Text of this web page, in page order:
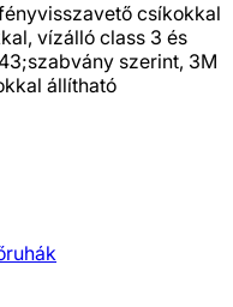
csíkokkal
vízálló class 3 és
szerint, 3M
állítható